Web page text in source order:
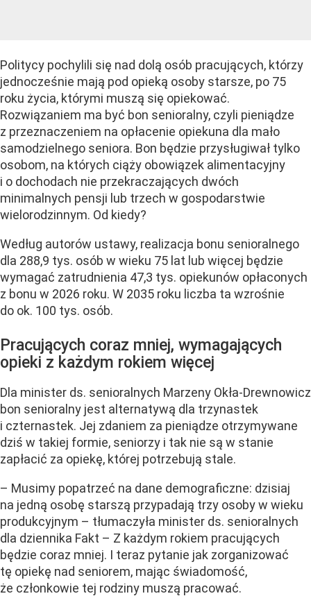
Politycy pochylili się nad dolą osób pracujących, którzy
jednocześnie mają pod opieką osoby starsze, po 75
roku życia, którymi muszą się opiekować.
Rozwiązaniem ma być bon senioralny, czyli pieniądze
z przeznaczeniem na opłacenie opiekuna dla mało
samodzielnego seniora. Bon będzie przysługiwał tylko
osobom, na których ciąży obowiązek alimentacyjny
i o dochodach nie przekraczających dwóch
minimalnych pensji lub trzech w gospodarstwie
wielorodzinnym. Od kiedy?
Według autorów ustawy, realizacja bonu senioralnego
dla 288,9 tys. osób w wieku 75 lat lub więcej będzie
wymagać zatrudnienia 47,3 tys. opiekunów opłaconych
z bonu w 2026 roku. W 2035 roku liczba ta wzrośnie
do ok. 100 tys. osób.
Pracujących coraz mniej, wymagających
opieki z każdym rokiem więcej
Dla minister ds. senioralnych Marzeny Okła-Drewnowicz
bon senioralny jest alternatywą dla trzynastek
i czternastek. Jej zdaniem za pieniądze otrzymywane
dziś w takiej formie, seniorzy i tak nie są w stanie
zapłacić za opiekę, której potrzebują stale.
– Musimy popatrzeć na dane demograficzne: dzisiaj
na jedną osobę starszą przypadają trzy osoby w wieku
produkcyjnym – tłumaczyła minister ds. senioralnych
dla dziennika Fakt – Z każdym rokiem pracujących
będzie coraz mniej. I teraz pytanie jak zorganizować
tę opiekę nad seniorem, mając świadomość,
że członkowie tej rodziny muszą pracować.